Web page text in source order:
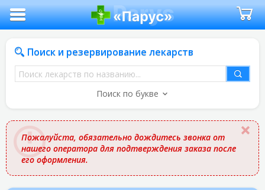
Поиск и резервирование лекарств
Поиск
лекарств
названию
Поиск по букве
Пожалуйста, обязательно дождитесь звонка от
нашего оператора для подтверждения заказа после
его оформления.